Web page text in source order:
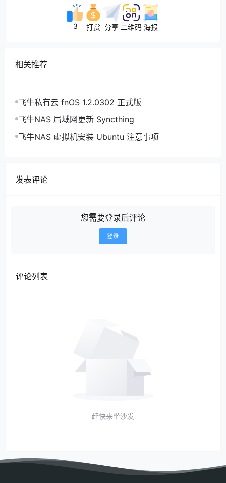
3 打赏 分享 二维码 海报
相关推荐
飞牛私有云 fnOS 1.2.0302 正式版
飞牛NAS 局域网更新 Syncthing
飞牛NAS 虚拟机安装 Ubuntu 注意事项
发表评论
您需要登录后评论
登录
评论列表
赶快来坐沙发